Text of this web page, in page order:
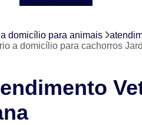
Exames
laboratoriais
animais
domicílio para animais
a domicílio para cachorros